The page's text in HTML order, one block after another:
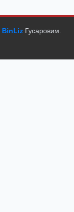
BinLiz Гусаровим.